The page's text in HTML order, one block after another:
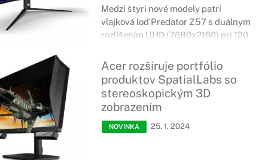
Medzi štyri nové modely patrí
vlajková loď Predator Z57 s duálnym
rozlíšením UHD (7680x2160) pri 120
Acer rozširuje portfólio
produktov SpatialLabs so
stereoskopickým 3D
zobrazením
NOVINKA 25. 1. 2024